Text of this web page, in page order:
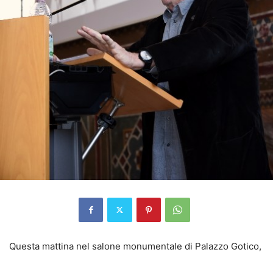
Questa mattina nel salone monumentale di Palazzo Gotico,